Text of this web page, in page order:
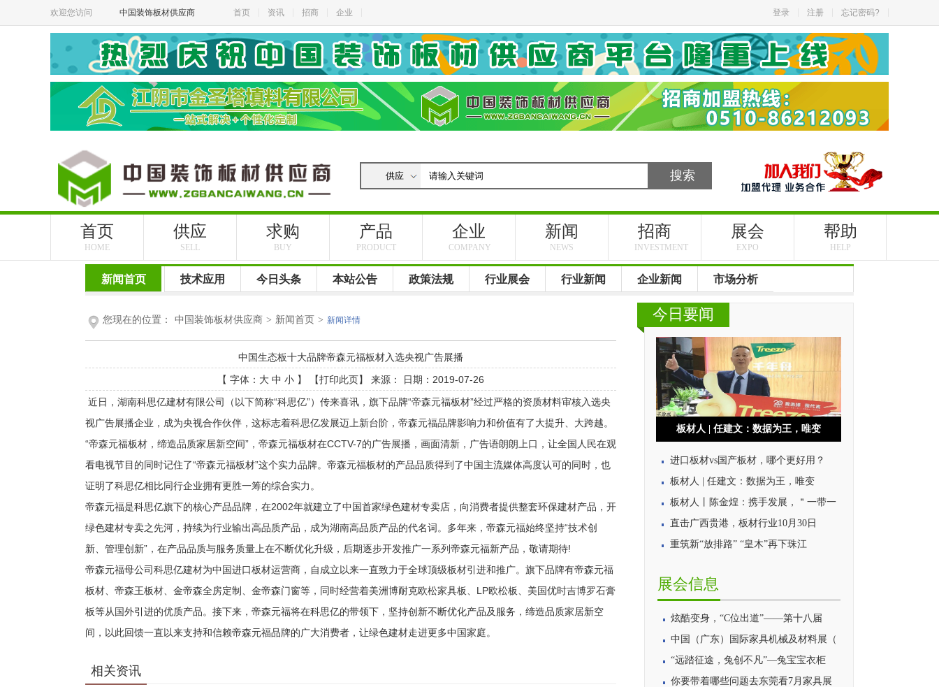
欢迎您访问 中国装饰板材供应商 首页 资讯 招商 企业 登录 注册 忘记密码?
首页
HOME
供应
SELL
求购
BUY
产品
PRODUCT
企业
COMPANY
新闻
NEWS
招商
INVESTMENT
展会
EXPO
帮助
HELP
新闻首页 技术应用 今日头条 本站公告 政策法规 行业展会 行业新闻 企业新闻 市场分析
您现在的位置： 中国装饰板材供应商 > 新闻首页 > 新闻详情
中国生态板十大品牌帝森元福板材入选央视广告展播
【 字体： 大 中 小 】 【打印此页】 来源： 日期：2019-07-26
近日，湖南科思亿建材有限公司（以下简称“科思亿”）传来喜讯，旗下品牌“帝森元福板材”经过严格的资质材料审核入选央
视广告展播企业，成为央视合作伙伴，这标志着科思亿发展迈上新台阶，帝森元福品牌影响力和价值有了大提升、大跨越。
“帝森元福板材，缔造品质家居新空间”，帝森元福板材在CCTV-7的广告展播，画面清新，广告语朗朗上口，让全国人民在观
看电视节目的同时记住了“帝森元福板材”这个实力品牌。帝森元福板材的产品品质得到了中国主流媒体高度认可的同时，也
证明了科思亿相比同行企业拥有更胜一筹的综合实力。
帝森元福是科思亿旗下的核心产品品牌，在2002年就建立了中国首家绿色建材专卖店，向消费者提供整套环保建材产品，开
绿色建材专卖之先河，持续为行业输出高品质产品，成为湖南高品质产品的代名词。多年来，帝森元福始终坚持“技术创
新、管理创新”，在产品品质与服务质量上在不断优化升级，后期逐步开发推广一系列帝森元福新产品，敬请期待!
帝森元福母公司科思亿建材为中国进口板材运营商，自成立以来一直致力于全球顶级板材引进和推广。旗下品牌有帝森元福
板材、帝森王板材、金帝森全房定制、金帝森门窗等，同时经营着美洲博耐克欧松家具板、LP欧松板、美国优时吉博罗石膏
板等从国外引进的优质产品。接下来，帝森元福将在科思亿的带领下，坚持创新不断优化产品及服务，缔造品质家居新空
间，以此回馈一直以来支持和信赖帝森元福品牌的广大消费者，让绿色建材走进更多中国家庭。
相关资讯
今日要闻
板材人 | 任建文：数据为王，唯变
进口板材vs国产板材，哪个更好用？
板材人 | 任建文：数据为王，唯变
板材人丨陈金煌：携手发展，＂一带一
直击广西贵港，板材行业10月30日
重筑新“放排路” “皇木”再下珠江
展会信息
炫酷变身，“C位出道”——第十八届
中国（广东）国际家具机械及材料展（
“远踏征途，兔创不凡”—兔宝宝衣柜
你要带着哪些问题去东莞看7月家具展